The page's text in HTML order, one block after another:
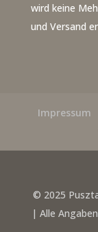
wird keine
und Versand
Impressum
© 2025
| Alle